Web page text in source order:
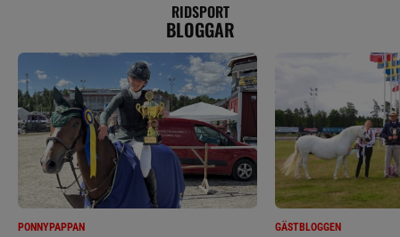
RIDSPORT
BLOGGAR
PONNYPAPPAN GÄSTBLOGGEN